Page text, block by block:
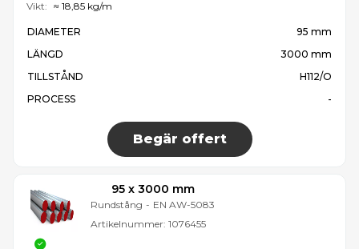
DIAMETER
95 mm
LÄNGD
3000 mm
TILLSTÅND
H112/O
PROCESS
-
Begär offert
Vikt: ≈ 18,85 kg/m
95 x 3000 mm
Rundstång - EN AW-5083
Artikelnummer: 1076455